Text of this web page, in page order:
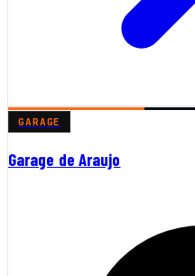
GARAGE
Garage de Araujo